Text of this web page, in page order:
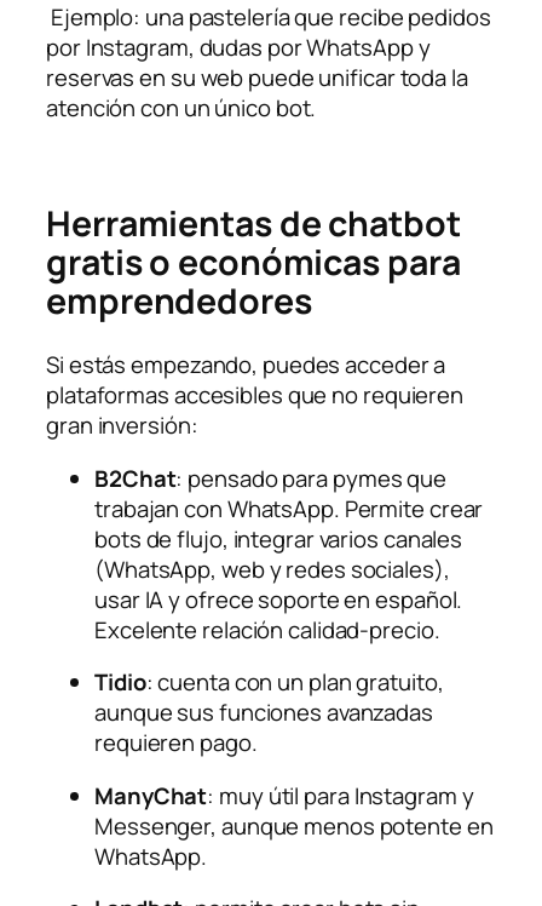
Ejemplo: una pastelería que recibe pedidos
por Instagram, dudas por WhatsApp y
reservas en su web puede unificar toda la
atención con un único bot.
Herramientas de chatbot
gratis o económicas para
emprendedores
Si estás empezando, puedes acceder a
plataformas accesibles que no requieren
gran inversión:
B2Chat: pensado para pymes que
trabajan con WhatsApp. Permite crear
bots de flujo, integrar varios canales
(WhatsApp, web y redes sociales),
usar IA y ofrece soporte en español.
Excelente relación calidad-precio.
Tidio: cuenta con un plan gratuito,
aunque sus funciones avanzadas
requieren pago.
ManyChat: muy útil para Instagram y
Messenger, aunque menos potente en
WhatsApp.